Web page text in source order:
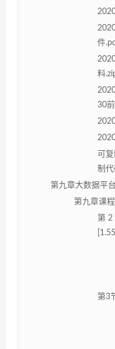
件
料
30
可
制代
第九章大数据平
第九章课
第
第3